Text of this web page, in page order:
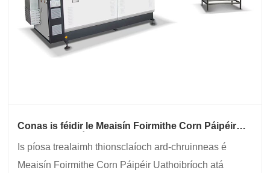
Conas is féidir le Meaisín Foirmithe Corn Páipéir
Is píosa trealaimh thionsclaíoch ard-chruinneas é
Meaisín Foirmithe Corn Páipéir Uathoibríoch atá